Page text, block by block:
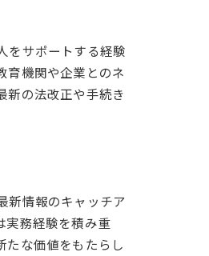
をサポートする経験
育機関や企業とのネ
新の法改正や手続き
新情報のキャッチア
実務経験を積み重
たな価値をもたらし